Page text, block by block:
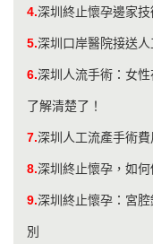
4.深圳終止懷孕邊家技
5.深圳口岸醫院接送
6.深圳人流手術：女
了解清楚了！
7.深圳人工流產手術
8.深圳終止懷孕，如何
9.深圳終止懷孕：宮
別